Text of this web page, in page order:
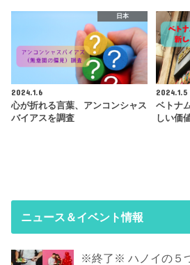
日本
2024.1.6
心が折れる言葉、アンコンシャス
バイアスを調査
2024.1.5
ベトナ
しい価
ニュース＆イベント情報
※終了※ ハノイの５